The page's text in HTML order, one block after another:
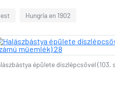
Hungria en 1902
épülete díszlépcsővel (103.